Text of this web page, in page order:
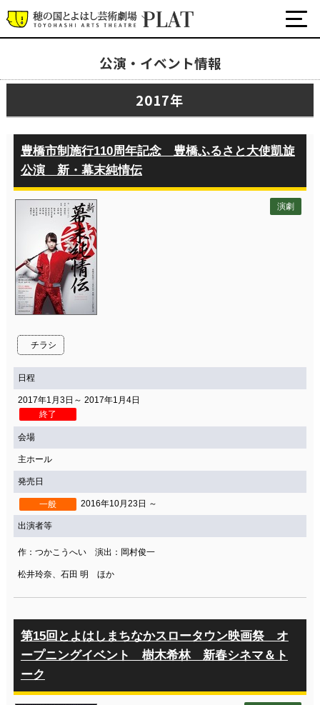
公式SNS
サービス
座席表
プラットニュース
公演・イベント情報
2017年
豊橋市制施行110周年記念 豊橋ふるさと大使凱旋
公演 新・幕末純情伝
チラシ
演劇
日程
2017年1月3日～ 2017年1月4日
終了
会場
主ホール
発売日
一般 2016年10月23日 ～
出演者等
作：つかこうへい 演出：岡村俊一
松井玲奈、石田 明 ほか
第15回とよはしまちなかスロータウン映画祭 オ
ープニングイベント 樹木希林 新春シネマ＆ト
ーク
最新の公演・イベント情報
演劇・ダンス・音楽など
ワークショップ・講座
イベント
プラットについて
チケット・座席表・鑑賞サポートなど
施設の利用について
サポート